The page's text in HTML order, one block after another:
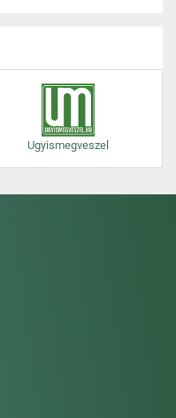
Ugyismegveszel